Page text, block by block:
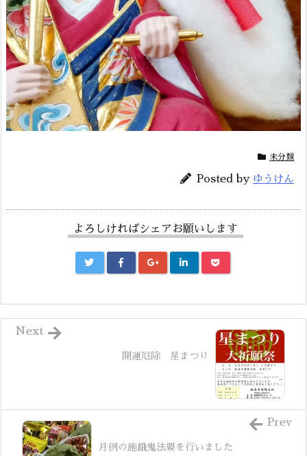
未分類
Posted by ゆうけん
よろしければシェアお願いします
開運厄除 星まつり
Next
月例の施餓鬼法要を行いました
Prev